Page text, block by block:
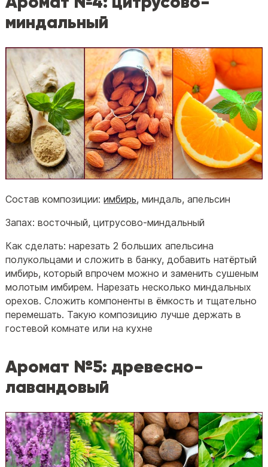
миндальный
Состав композиции:имбирь, миндаль, апельсин
Запах: восточный, цитрусово-миндальный
Как сделать: нарезать 2 больших апельсина
полукольцами и сложить в банку, добавить натёртый
имбирь, который впрочем можно и заменить сушеным
молотым имбирем. Нарезать несколько миндальных
орехов. Сложить компоненты в ёмкость и тщательно
перемешать. Такую композицию лучше держать в
гостевой комнате или на кухне
Аромат №5: древесно-
лавандовый